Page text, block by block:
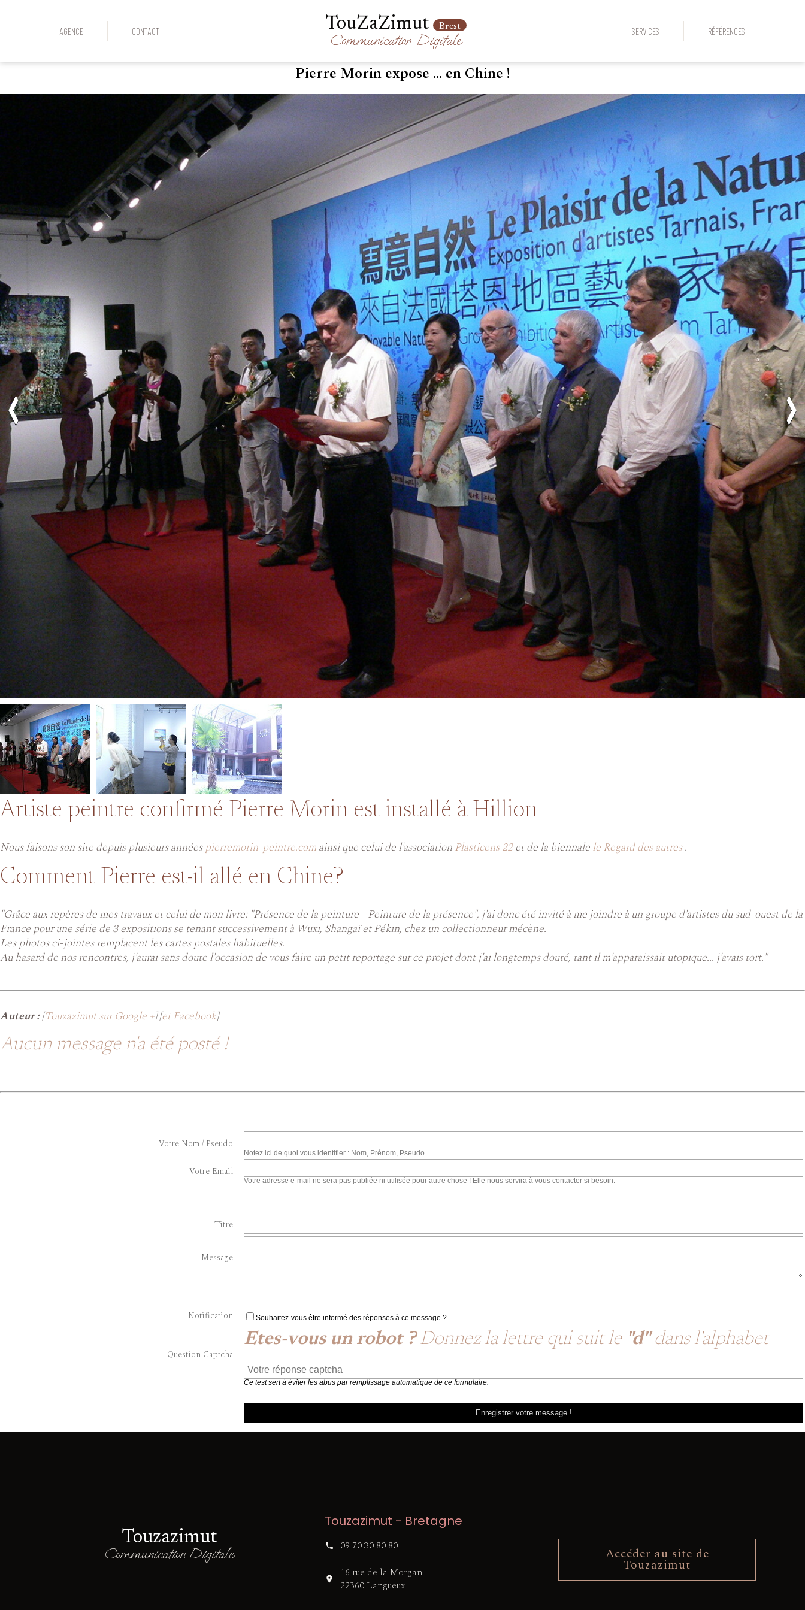
AGENCE CONTACT TouZaZimut Brest
Communication Digitale
SERVICES RÉFÉRENCES
Pierre Morin expose ... en Chine !
Artiste peintre confirmé Pierre Morin est installé à Hillion
Nous faisons son site depuis plusieurs annéespierremorin-peintre.comainsi que celui de l'associationPlasticens 22et de la biennalele Regard des autres.
Comment Pierre est-il allé en Chine?
"Grâce aux repères de mes travaux et celui de mon livre: "Présence de la peinture - Peinture de la présence", j'ai donc été invité à me joindre à un groupe d'artistes du sud-ouest de la
France pour une série de 3 expositions se tenant successivement à Wuxi, Shangaï et Pékin, chez un collectionneur mécène.
Les photos ci-jointes remplacent les cartes postales habituelles.
Au hasard de nos rencontres, j'aurai sans doute l'occasion de vous faire un petit reportage sur ce projet dont j'ai longtemps douté, tant il m'apparaissait utopique... j'avais tort."
Auteur :[Touzazimut sur Google +] [et Facebook]
Aucun message n'a été posté !
Votre Nom / Pseudo
Notez ici de quoi vous identifier : Nom, Prénom, Pseudo...
Votre Email
Votre adresse e-mail ne sera pas publiée ni utilisée pour autre chose ! Elle nous servira à vous contacter si besoin.
Titre
Message
Notification Souhaitez-vous être informé des réponses à ce message ?
Question Captcha
Etes-vous un robot ?Donnez la lettre qui suit le "d"dans l'alphabet
Ce test sert à éviter les abus par remplissage automatique de ce formulaire.
Touzazimut
Communication Digitale
Touzazimut - Bretagne
09 70 30 80 80
16 rue de la Morgan
22360 Langueux
Accéder au site de
Touzazimut